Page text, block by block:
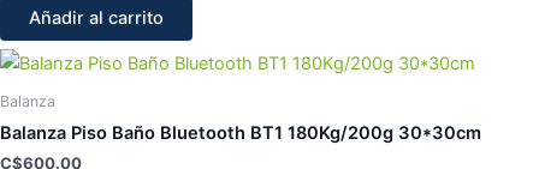
Añadir al carrito
Balanza
Balanza Piso Baño Bluetooth BT1 180Kg/200g 30*30cm
C$600.00